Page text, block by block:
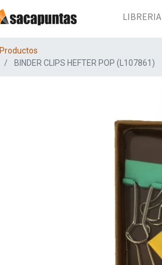
LIBRERIA
Productos
BINDER CLIPS HEFTER POP (L107861)